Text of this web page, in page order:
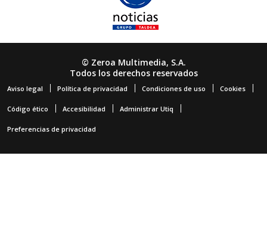
© Zeroa Multimedia, S.A.
Todos los derechos reservados
Aviso legal Política de privacidad Condiciones de uso Cookies
Código ético Accesibilidad Administrar Utiq
Preferencias de privacidad